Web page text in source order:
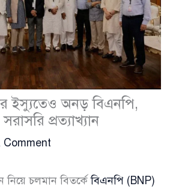
ইস্যুতেও অনড় বিএনপি,
প্রত্যাখ্যান
Comment
নিয়ে চলমান বিতর্কেবিএনপি (BNP)